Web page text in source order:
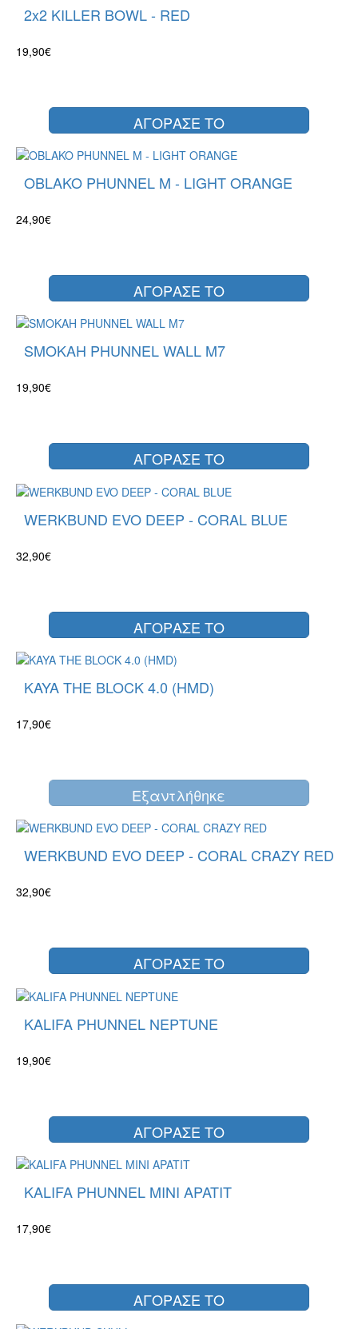
2x2 KILLER BOWL - RED
19,90€
ΑΓΟΡΑΣΕ ΤΟ
OBLAKO PHUNNEL M - LIGHT ORANGE
24,90€
ΑΓΟΡΑΣΕ ΤΟ
SMOKAH PHUNNEL WALL M7
19,90€
ΑΓΟΡΑΣΕ ΤΟ
WERKBUND EVO DEEP - CORAL BLUE
32,90€
ΑΓΟΡΑΣΕ ΤΟ
KAYA THE BLOCK 4.0 (HMD)
17,90€
Eξαντλήθηκε
WERKBUND EVO DEEP - CORAL CRAZY RED
32,90€
ΑΓΟΡΑΣΕ ΤΟ
KALIFA PHUNNEL NEPTUNE
19,90€
ΑΓΟΡΑΣΕ ΤΟ
KALIFA PHUNNEL MINI APATIT
17,90€
ΑΓΟΡΑΣΕ ΤΟ